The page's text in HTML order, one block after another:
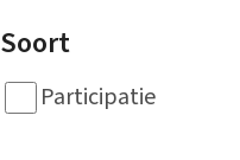
Soort
Participatie